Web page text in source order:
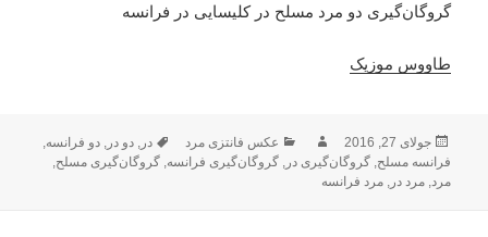
گروگان‌گیری دو مرد مسلح در کلیسایی در فرانسه
طاووس موزیک
ارسال
شده
در
جولای 27, 2016 نویسندهدسته‌ها
عکس فانتزی مرد برچسب‌ها
در,دو در,دو فرانسه,
فرانسه مسلح,گروگان‌گیری در,گروگان‌گیری فرانسه,گروگان‌گیری مسلح,
مرد,مرد در,مرد فرانسه